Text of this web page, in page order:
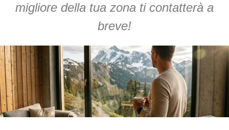
migliore della tua zona ti contatterà a
breve!